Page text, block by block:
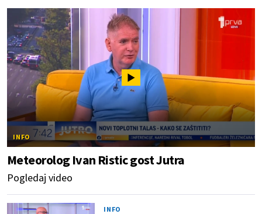
INFO
Meteorolog Ivan Ristic gost Jutra
Pogledaj video
INFO